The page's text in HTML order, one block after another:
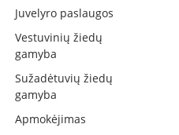
Juvelyro paslaugos
Vestuvinių žiedų
gamyba
Sužadėtuvių žiedų
gamyba
Apmokėjimas